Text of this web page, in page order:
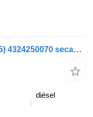
VOLVO, WABCO FM9 (01.01-12.05) 4324250070 secador de aire para Volvo FM7-FM12, FM, FMX (1998-2014) cabeza tractora
diésel